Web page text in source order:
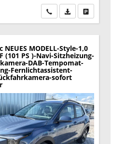
Wir rufen Sie an
PDF-Datei,Drucken,
NEUES MODELL-Style-1,0
(101 PS )-Navi-Sitzheizung-
DAB-Tempomat-
Fernlichtassistent-
sofort